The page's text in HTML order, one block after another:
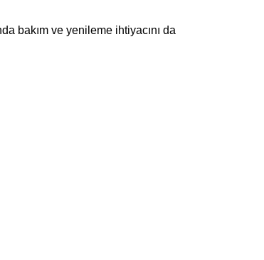
bakım ve yenileme ihtiyacını da